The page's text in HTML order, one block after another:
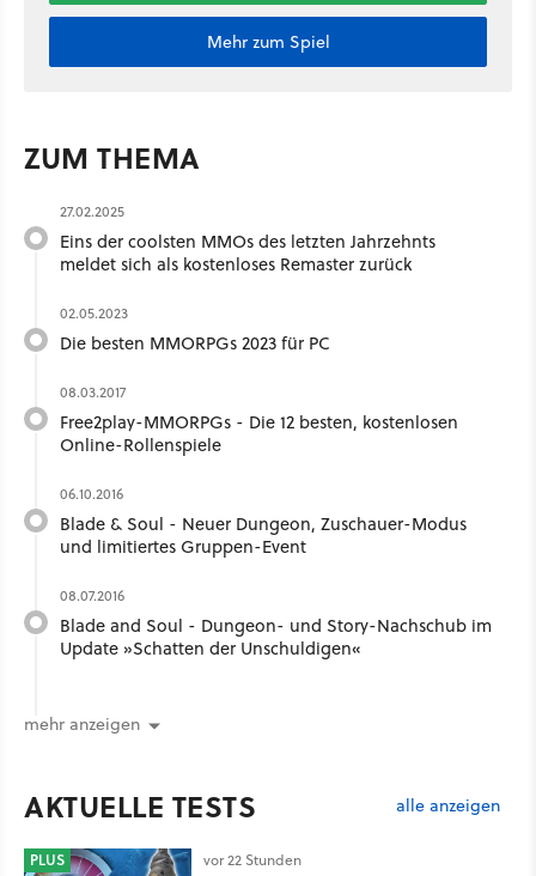
Mehr zum Spiel
ZUM THEMA
27.02.2025
Eins der coolsten MMOs des letzten Jahrzehnts
meldet sich als kostenloses Remaster zurück
02.05.2023
Die besten MMORPGs 2023 für PC
08.03.2017
Free2play-MMORPGs - Die 12 besten, kostenlosen
Online-Rollenspiele
06.10.2016
Blade & Soul - Neuer Dungeon, Zuschauer-Modus
und limitiertes Gruppen-Event
08.07.2016
Blade and Soul - Dungeon- und Story-Nachschub im
Update »Schatten der Unschuldigen«
mehr anzeigen
AKTUELLE TESTS alle anzeigen
PLUS vor 22 Stunden